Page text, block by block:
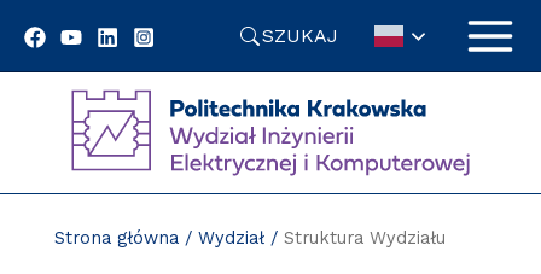
SZUKAJ
Strona główna/ Wydział/ Struktura Wydziału